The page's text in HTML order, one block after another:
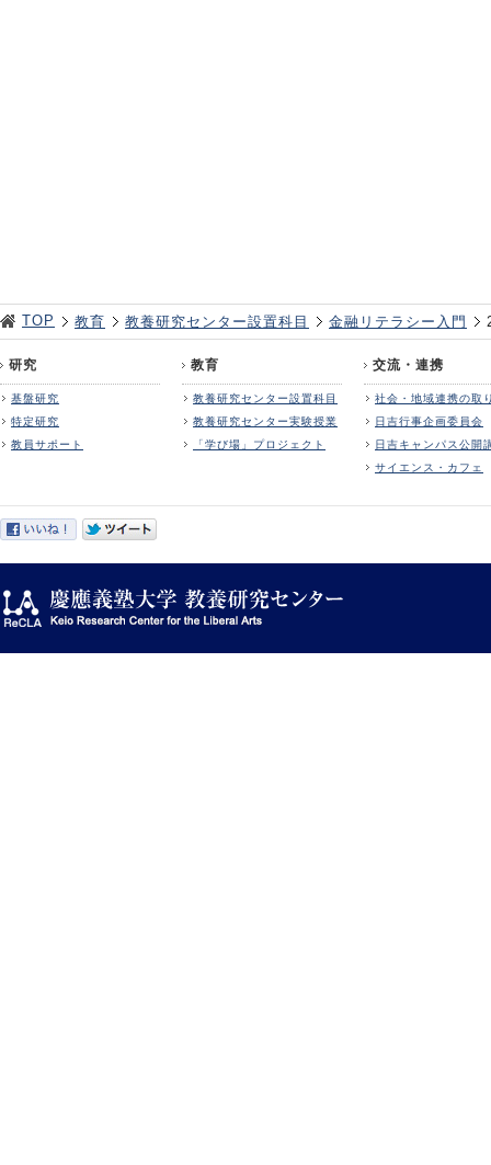
TOP 教育 教養研究センター設置科目 金融リテラシー入門
研究
基盤研究
特定研究
教員サポート
教育
教養研究センター設置科目
教養研究センター実験授業
「学び場」プロジェクト
交流・連携
社会・地域連携の取
日吉行事企画委員会
日吉キャンパス公開
サイエンス・カフェ